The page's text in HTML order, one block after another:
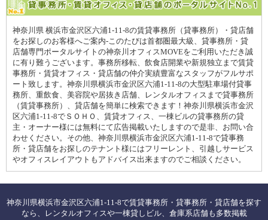
神奈川県 横浜市金沢区六浦1-11-8の賃貸事務所（貸事務所）・貸店舗
をお探しのお客様へご案内-このたびは首都圏最大級、貸事務所・貸
店舗専門ポータルサイトの神奈川オフィスMOVEをご利用いただき誠
に有り難うございます。事務所移転、飲食店開業や新規独立まで賃貸
事務所・賃貸オフィス・貸店舗の仲介実績豊富なスタッフがフルサポ
ート致します。神奈川県横浜市金沢区六浦1-11-8の大型駐車場付貸事
務所、重飲食、美容院や居抜き店舗、レンタルオフィスまで貸事務所
（賃貸事務所）、貸店舗を簡単に検索できます！神奈川県横浜市金沢
区六浦1-11-8でＳＯＨＯ、賃貸オフィス、一棟ビルの貸事務所の貸
主・オーナー様には無料にて広告掲載いたしますので是非、お問い合
わせください。その他、神奈川県横浜市金沢区六浦1-11-8で貸事務
所・貸店舗をお探しのテナント様にはフリーレント、引越しサービス
やオフィスレイアウトもアドバイス出来ますのでご相談ください。
神奈川県横浜市金沢区六浦1-11-8で賃貸事務所・貸事務所・貸店舗を探す
なら、レンタルオフィスや一棟貸しビル、倉庫系店舗も多数掲載